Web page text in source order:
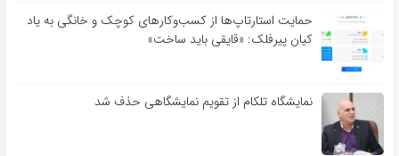
حمایت استارتاپ‌ها از کسب‌وکارهای کوچک و خانگی به یاد
کیان پیرفلک: «قایقی باید ساخت»
نمایشگاه تلکام از تقویم نمایشگاهی حذف شد